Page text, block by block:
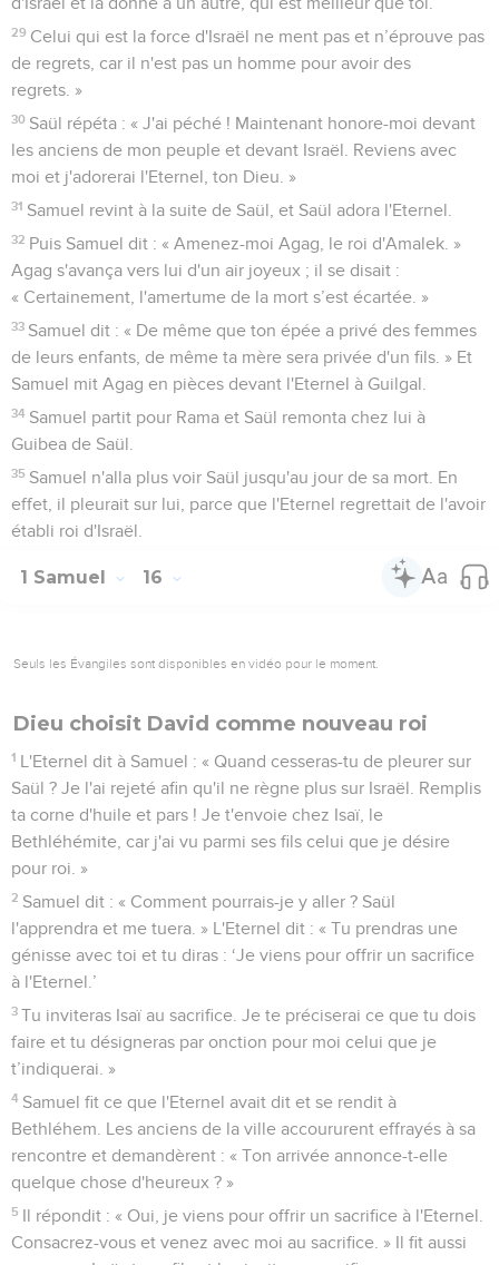
29 Celui qui est la force d'Israël ne ment pas et n’éprouve pas
de regrets, car il n'est pas un homme pour avoir des
regrets. »
30 Saül répéta : « J'ai péché ! Maintenant honore-moi devant
les anciens de mon peuple et devant Israël. Reviens avec
moi et j'adorerai l'Eternel, ton Dieu. »
31 Samuel revint à la suite de Saül, et Saül adora l'Eternel.
32 Puis Samuel dit : « Amenez-moi Agag, le roi d'Amalek. »
Agag s'avança vers lui d'un air joyeux ; il se disait :
« Certainement, l'amertume de la mort s’est écartée. »
33 Samuel dit : « De même que ton épée a privé des femmes
de leurs enfants, de même ta mère sera privée d'un fils. » Et
Samuel mit Agag en pièces devant l'Eternel à Guilgal.
34 Samuel partit pour Rama et Saül remonta chez lui à
Guibea de Saül.
35 Samuel n'alla plus voir Saül jusqu'au jour de sa mort. En
effet, il pleurait sur lui, parce que l'Eternel regrettait de l'avoir
établi roi d'Israël.
1 Samuel 16
Seuls les Évangiles sont disponibles en vidéo pour le moment.
Dieu choisit David comme nouveau roi
1 L'Eternel dit à Samuel : « Quand cesseras-tu de pleurer sur
Saül ? Je l'ai rejeté afin qu'il ne règne plus sur Israël. Remplis
ta corne d'huile et pars ! Je t'envoie chez Isaï, le
Bethléhémite, car j'ai vu parmi ses fils celui que je désire
pour roi. »
2 Samuel dit : « Comment pourrais-je y aller ? Saül
l'apprendra et me tuera. » L'Eternel dit : « Tu prendras une
génisse avec toi et tu diras : ‘Je viens pour offrir un sacrifice
à l'Eternel.’
3 Tu inviteras Isaï au sacrifice. Je te préciserai ce que tu dois
faire et tu désigneras par onction pour moi celui que je
t’indiquerai. »
4 Samuel fit ce que l'Eternel avait dit et se rendit à
Bethléhem. Les anciens de la ville accoururent effrayés à sa
rencontre et demandèrent : « Ton arrivée annonce-t-elle
quelque chose d'heureux ? »
5 Il répondit : « Oui, je viens pour offrir un sacrifice à l'Eternel.
Consacrez-vous et venez avec moi au sacrifice. » Il fit aussi